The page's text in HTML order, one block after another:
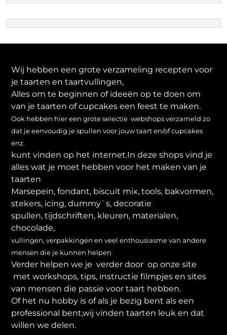
Wij hebben een grote verzameling recepten voor
je taarten en taartvullingen,
Alles om te beginnen of ideeën op te doen om
van je taarten of cupcakes een feest te maken.
Ook hebben hier een grote selectie webshops verzameld zo
dat je eenvoudig je spullen voor jouw taart en/of cupcakes
enz.
kunt vinden op het internet.In deze shops vind je
alles wat je moet hebben voor het maken van je
taarten
Marsepein, fondant, biscuit mix, tools, bakvormen,
stekers, icing, dummy`s, decoratie
spullen, tijdschriften, kleuren, materialen,
chocolade,
vullingen, verpakkingen en veel enthousiasme van andere
mensen die je kunnen helpen
Verder helpen we je verder door op onze site
met workshops, tips, instructie filmpjes en sites
van mensen die passie voor taart hebben.
Of het nu hobby is of als je bezig bent als een
professional bent,wij vinden taarten leuk en dat
willen we delen.